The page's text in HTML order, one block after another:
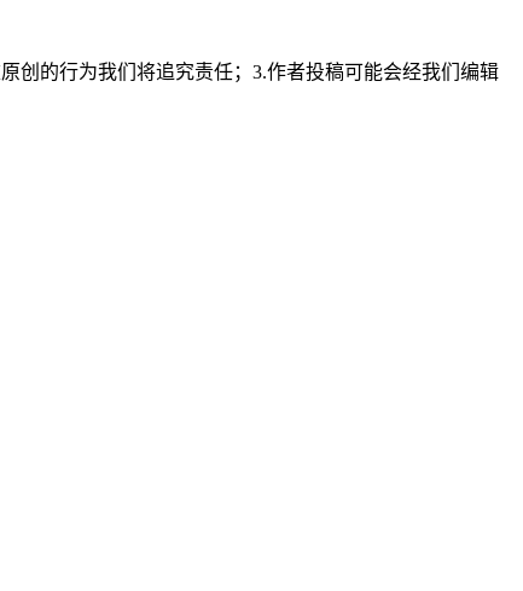
创的行为我们将追究责任；3.作者投稿可能会经我们编辑